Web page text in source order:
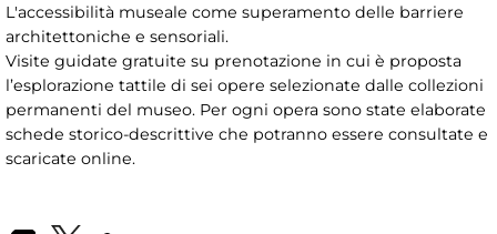
L'accessibilità museale come superamento delle barriere
architettoniche e sensoriali.
Visite guidate gratuite su prenotazione in cui è proposta
l’esplorazione tattile di sei opere selezionate dalle collezioni
permanenti del museo. Per ogni opera sono state elaborate
schede storico-descrittive che potranno essere consultate e
scaricate online.